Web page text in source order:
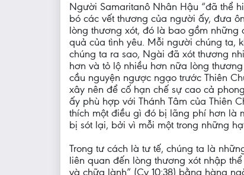
Người Samaritanô Nhân Hậu “đã thể
bó các vết thương của người ấy, đưa
lòng thương xót, đó là bao gồm những
quả của tình yêu. Mỗi người chúng ta,
chúng ta ra sao, Ngài đã xót thương
hơn và tỏ lộ nhiều hơn nữa lòng
cầu nguyện ngược ngạo trước Thiên
xây nên để cố hạn chế sự cao cả
ấy phù hợp với Thánh Tâm của Thiên
thích một điều gì đó bị lãng phí hơn là
bị sót lại, bởi vì mỗi một trong những
Trong tư cách là tư tế, chúng ta là
liên quan đến lòng thương xót nhập
và chữa lành” (Cv 10:38) bằng hàng